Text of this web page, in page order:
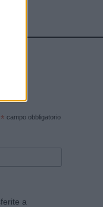
* campo obbligatorio
a